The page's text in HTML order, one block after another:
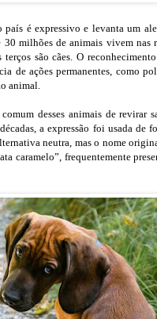
país é expressivo e levanta um
milhões de animais vivem nas
terços são cães. O
de ações permanentes, como
animal.
desses animais de revirar
a expressão foi usada de
neutra, mas o nome
caramelo”, frequentemente